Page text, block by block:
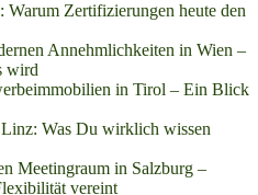
Warum Zertifizierungen heute den
Annehmlichkeiten in Wien –
wird
in Tirol – Ein Blick
Was Du wirklich wissen
Meetingraum in Salzburg –
vereint